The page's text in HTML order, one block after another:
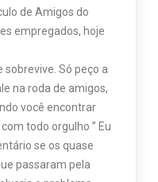
de Amigos do
empregados, hoje
sobrevive. Só peço a
na roda de amigos,
você encontrar
todo orgulho ” Eu
se os quase
passaram pela